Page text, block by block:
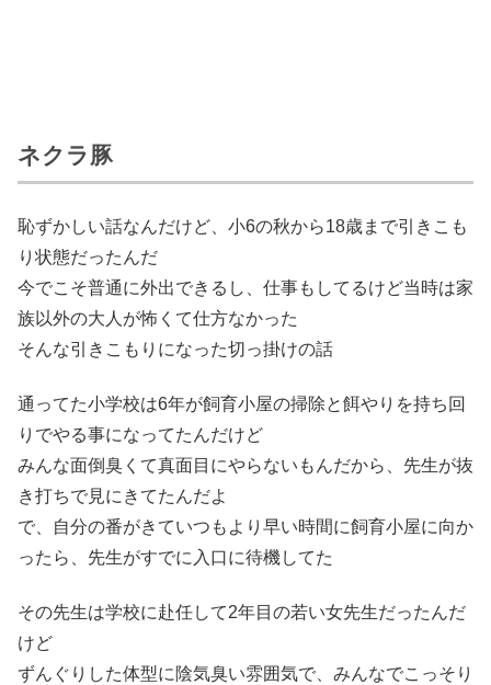
ネクラ豚
恥ずかしい話なんだけど、小6の秋から18歳まで引きこも
り状態だったんだ
今でこそ普通に外出できるし、仕事もしてるけど当時は家
族以外の大人が怖くて仕方なかった
そんな引きこもりになった切っ掛けの話
通ってた小学校は6年が飼育小屋の掃除と餌やりを持ち回
りでやる事になってたんだけど
みんな面倒臭くて真面目にやらないもんだから、先生が抜
き打ちで見にきてたんだよ
で、自分の番がきていつもより早い時間に飼育小屋に向か
ったら、先生がすでに入口に待機してた
その先生は学校に赴任して2年目の若い女先生だったんだ
けど
ずんぐりした体型に陰気臭い雰囲気で、みんなでこっそり